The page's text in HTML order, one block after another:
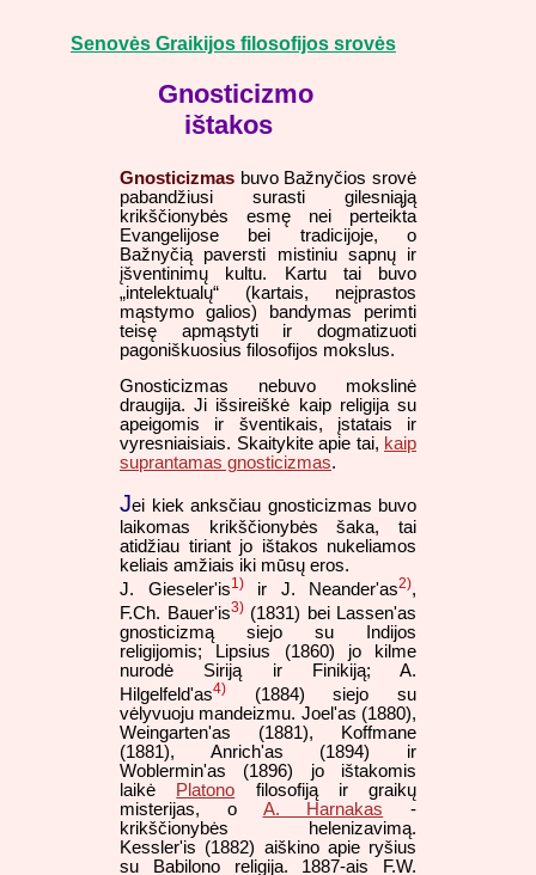
Senovės Graikijos filosofijos srovės
Gnosticizmo
ištakos
Gnosticizmas buvo Bažnyčios srovė
pabandžiusi surasti gilesniąją
krikščionybės esmę nei perteikta
Evangelijose bei tradicijoje, o
Bažnyčią paversti mistiniu sapnų ir
įšventinimų kultu. Kartu tai buvo
„intelektualų“ (kartais, neįprastos
mąstymo galios) bandymas perimti
teisę apmąstyti ir dogmatizuoti
pagoniškuosius filosofijos mokslus.
Gnosticizmas nebuvo mokslinė
draugija. Ji išsireiškė kaip religija su
apeigomis ir šventikais, įstatais ir
vyresniaisiais. Skaitykite apie tai, kaip
suprantamas gnosticizmas.
Jei kiek anksčiau gnosticizmas buvo
laikomas krikščionybės šaka, tai
atidžiau tiriant jo ištakos nukeliamos
keliais amžiais iki mūsų eros.
J. Gieseler'is1)ir J. Neander'as2),
F.Ch. Bauer'is3)(1831) bei Lassen'as
gnosticizmą siejo su Indijos
religijomis; Lipsius (1860) jo kilme
nurodė Siriją ir Finikiją; A.
Hilgelfeld'as4)
(1884) siejo su
vėlyvuoju mandeizmu. Joel'as (1880),
Weingarten'as (1881), Koffmane
(1881), Anrich'as (1894) ir
Woblermin'as (1896) jo ištakomis
laikė Platono filosofiją ir graikų
misterijas, o A. Harnakas -
krikščionybės helenizavimą.
Kessler'is (1882) aiškino apie ryšius
su Babilono religija. 1887-ais F.W.